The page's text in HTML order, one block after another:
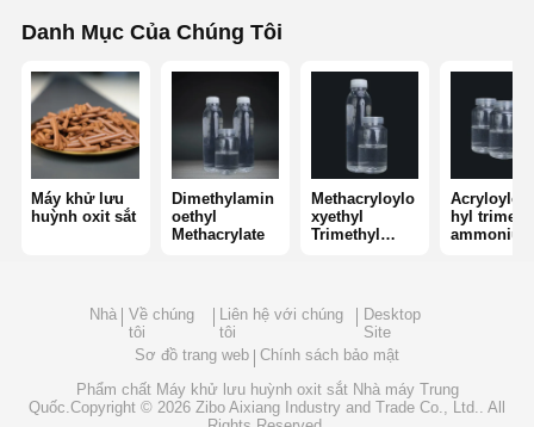
Polyacrylamit cation
Chất làm gel để phá vỡ axit hóa
Thuốc trầm tích nhiệt độ cao
Khử lưu huỳnh
Danh Mục Của Chúng Tôi
Máy khử lưu
huỳnh oxit sắt
Dimethylamin
oethyl
Methacrylate
Methacryloylo
xyethyl
Trimethyl
hyl
ammonium
Nhà
Về chúng
tôi
Liên hệ với chúng
tôi
Desktop
Site
Sơ đồ trang web
Chính sách bảo mật
Phẩm chất Máy khử lưu huỳnh oxit sắtNhà máy Trung
Quốc.Copyright © 2026 Zibo Aixiang Industry and Trade Co., Ltd.. All